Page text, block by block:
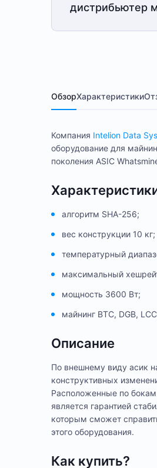
дистрибьютер
ОбзорХарактеристики
Компания Intelion Data
оборудование для
поколения ASIC
алгоритм SHA-256;
вес конструкции 10 кг;
температурный
максимальный
мощность 3600 Вт;
майнинг BTC, DGB,
Описание
По внешнему виду асик
конструктивных
Расположенные по бокам
является гарантией
которым сможет
этого оборудования.
Как купить?